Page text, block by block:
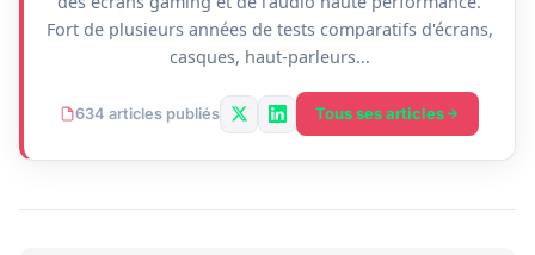
Fort de plusieurs années de tests comparatifs d'écrans,
casques, haut-parleurs...
634 articles publiés Tous ses articles